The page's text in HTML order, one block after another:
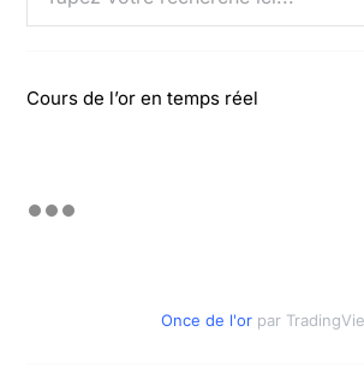
Cours de l’or en temps réel
Once de l'or par